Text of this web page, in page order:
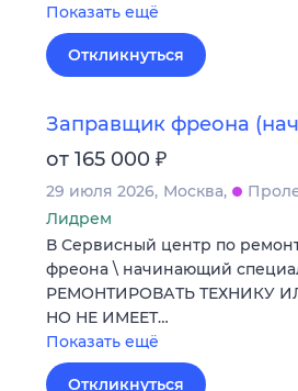
Показать ещё
Откликнуться
Заправщик фреона
от 165 000 ₽
29 июля 2026 Москва
Лидрем
В Сервисный центр по
фреона \ начинающий
РЕМОНТИРОВАТЬ ТЕХНИКУ
НО НЕ ИМЕЕТ…
Показать ещё
Откликнуться